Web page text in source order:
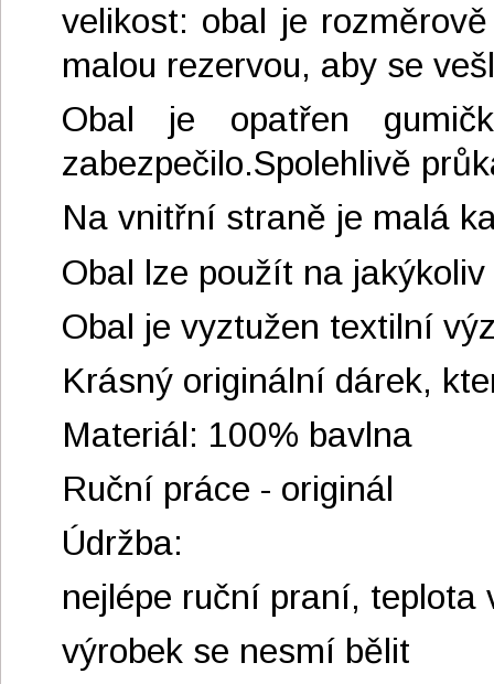
velikost: obal je
malou rezervou, aby se
Obal je opatřen
zabezpečilo.Spolehlivě
Na vnitřní straně je malá
Obal lze použít na
Obal je vyztužen textilní
Krásný originální dárek,
Materiál: 100% bavlna
Ruční práce - originál
Údržba:
nejlépe ruční praní, teplota
výrobek se nesmí bělit